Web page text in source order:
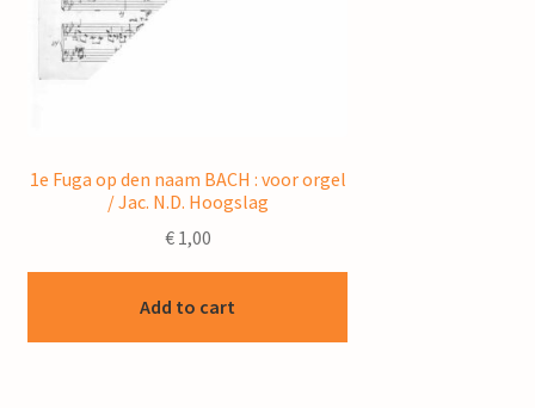
1e Fuga op den naam BACH : voor orgel
/ Jac. N.D. Hoogslag
€1,00
Add to cart